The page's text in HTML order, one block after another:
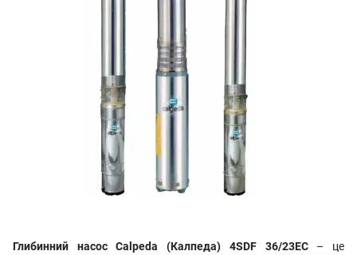
Глибинний насос Calpeda (Калпеда) 4SDF 36/23EC– це